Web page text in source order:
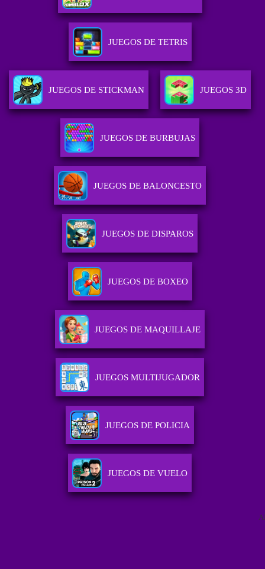
JUEGOS DE TETRIS
JUEGOS DE STICKMAN JUEGOS 3D
JUEGOS DE BURBUJAS
JUEGOS DE BALONCESTO
JUEGOS DE DISPAROS
JUEGOS DE BOXEO
JUEGOS DE MAQUILLAJE
JUEGOS MULTIJUGADOR
JUEGOS DE POLICIA
JUEGOS DE VUELO